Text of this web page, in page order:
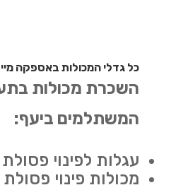
כל גדלי המכולות באספקה
השכרת מכולות
המשתלמים ביעף:
עגלות לפינוי פסולת
מכולות פינוי פסולת 6 קוב